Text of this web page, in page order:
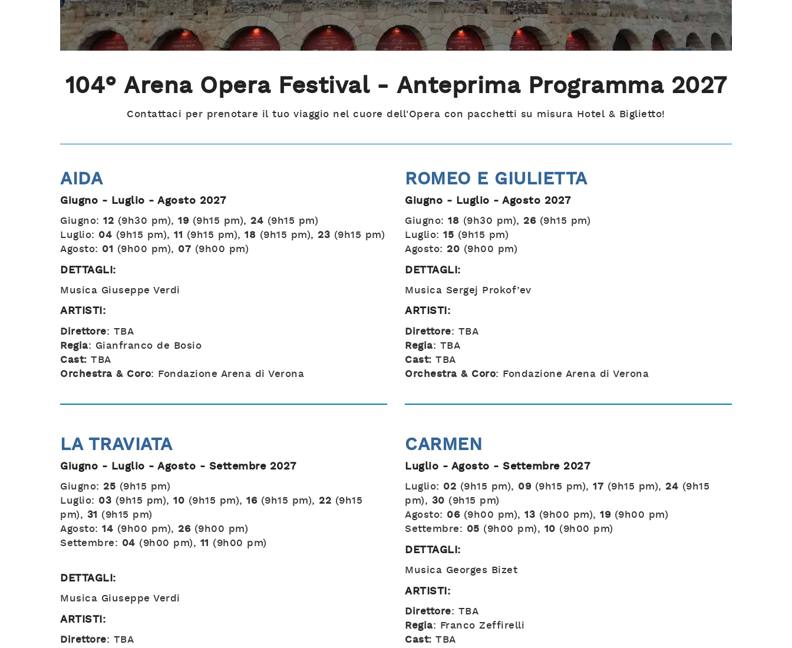
104° Arena Opera Festival - Anteprima Programma 2027
Contattaci per prenotare il tuo viaggio nel cuore dell'Opera con pacchetti su misura Hotel & Biglietto!
AIDA
Giugno - Luglio - Agosto 2027
Giugno: 12 (9h30 pm), 19(9h15 pm), 24 (9h15 pm)
Luglio: 04 (9h15 pm), 11 (9h15 pm), 18 (9h15 pm), 23 (9h15 pm)
Agosto: 01 (9h00 pm), 07 (9h00 pm)
DETTAGLI:
Musica Giuseppe Verdi
ARTISTI:
Direttore: TBA
Regia: Gianfranco de Bosio
Cast: TBA
Orchestra & Coro: Fondazione Arena di Verona
LA TRAVIATA
Giugno - Luglio - Agosto - Settembre 2027
Giugno: 25 (9h15 pm)
Luglio: 03 (9h15 pm), 10 (9h15 pm), 16(9h15 pm), 22 (9h15
pm), 31
(9h15 pm)
Agosto: 14 (9h00 pm), 26 (9h00 pm)
Settembre: 04 (9h00 pm), 11 (9h00 pm)
DETTAGLI:
Musica Giuseppe Verdi
ARTISTI:
Direttore: TBA
ROMEO E GIULIETTA
Giugno - Luglio - Agosto 2027
Giugno: 18 (9h30 pm), 26(9h15 pm)
Luglio: 15 (9h15 pm)
Agosto: 20 (9h00 pm)
DETTAGLI:
Musica Sergej Prokof’ev
ARTISTI:
Direttore: TBA
Regia: TBA
Cast: TBA
Orchestra & Coro: Fondazione Arena di Verona
CARMEN
Luglio - Agosto - Settembre 2027
Luglio: 02 (9h15 pm), 09(9h15 pm), 17 (9h15 pm), 24 (9h15
pm), 30 (9h15 pm)
Agosto: 06 (9h00 pm), 13 (9h00 pm), 19(9h00 pm)
Settembre: 05 (9h00 pm), 10 (9h00 pm)
DETTAGLI:
Musica Georges Bizet
ARTISTI:
Direttore: TBA
Regia: Franco Zeffirelli
Cast: TBA